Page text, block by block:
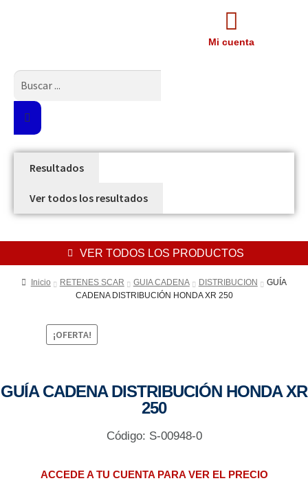
Mi cuenta
Resultados
Ver todos los resultados
VER TODOS LOS PRODUCTOS
Inicio RETENES SCAR GUIA CADENA DISTRIBUCION
GUÍA
CADENA DISTRIBUCIÓN HONDA XR 250
¡OFERTA!
GUÍA CADENA DISTRIBUCIÓN HONDA XR
250
Código: S-00948-0
ACCEDE A TU CUENTA PARA VER EL PRECIO